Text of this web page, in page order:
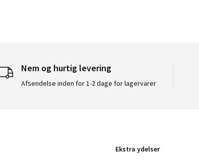
Nem og hurtig levering
Afsendelse inden for 1-2 dage for lagervarer
Ekstra ydelser